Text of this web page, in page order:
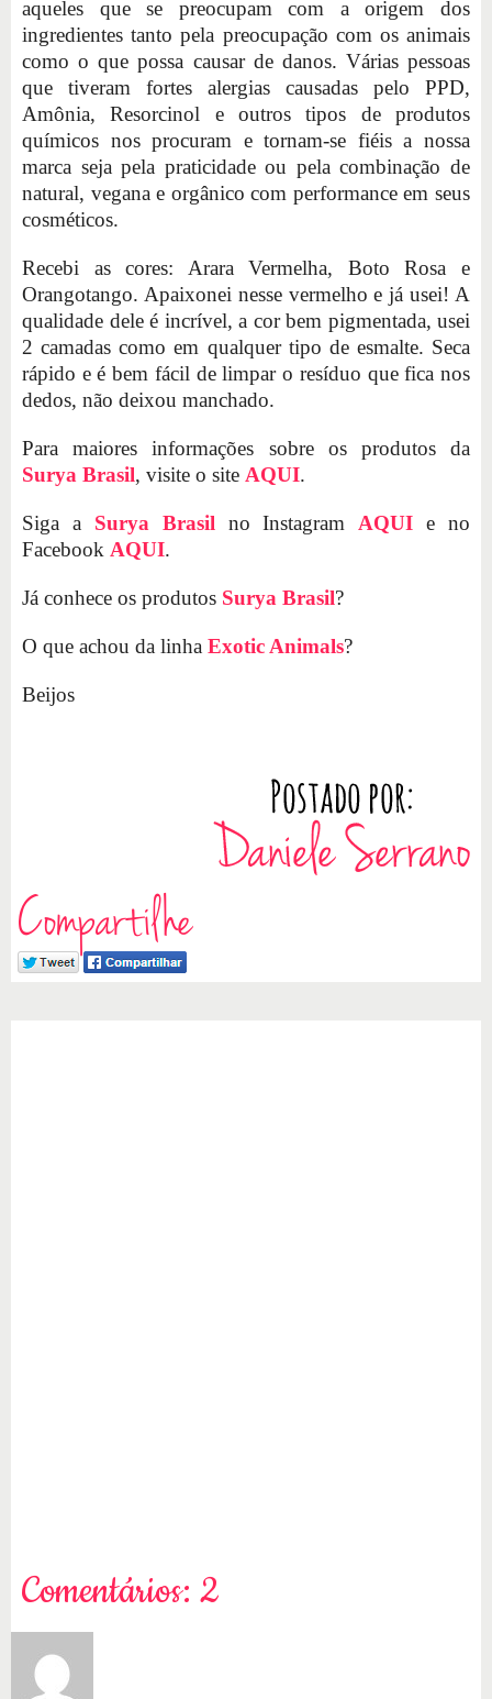
aqueles que se preocupam com a origem dos
ingredientes tanto pela preocupação com os animais
como o que possa causar de danos. Várias pessoas
que tiveram fortes alergias causadas pelo PPD,
Amônia, Resorcinol e outros tipos de produtos
químicos nos procuram e tornam-se fiéis a nossa
marca seja pela praticidade ou pela combinação de
natural, vegana e orgânico com performance em seus
cosméticos.
Recebi as cores: Arara Vermelha, Boto Rosa e
Orangotango. Apaixonei nesse vermelho e já usei! A
qualidade dele é incrível, a cor bem pigmentada, usei
2 camadas como em qualquer tipo de esmalte. Seca
rápido e é bem fácil de limpar o resíduo que fica nos
dedos, não deixou manchado.
Para maiores informações sobre os produtos da
Surya Brasil, visite o site AQUI.
Siga a Surya Brasilno InstagramAQUI e no
Facebook AQUI.
Já conhece os produtos Surya Brasil?
O que achou da linha Exotic Animals?
Beijos
Compartilhe
Comentários: 2